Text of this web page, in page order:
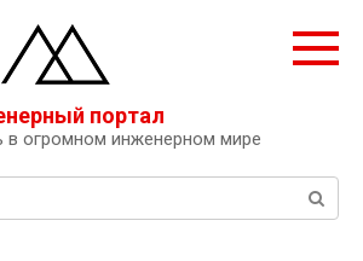
портал
в огромном инженерном мире